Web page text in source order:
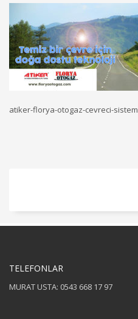
atiker-florya-otogaz-cevreci-sistem
TELEFONLAR
MURAT USTA: 0543 668 17 97